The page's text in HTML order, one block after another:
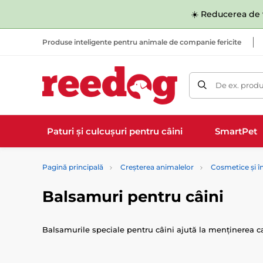
☀️ Reducerea de
Produse inteligente pentru animale de companie fericite
De ex.
Paturi și culcușuri pentru câini SmartPet
Pagină principală Creșterea animalelor Cosmetice și
Balsamuri pentru câini
Balsamurile speciale pentru câini ajută la menținerea